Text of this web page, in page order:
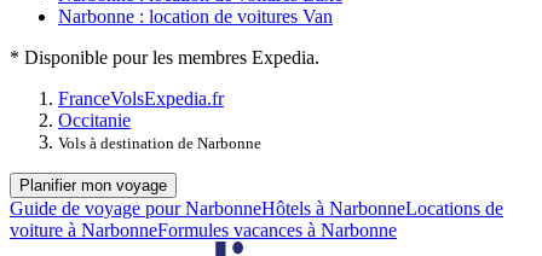
Narbonne : location de voitures Van
* Disponible pour les membres Expedia.
FranceVolsExpedia.fr
Occitanie
Vols à destination de Narbonne
Planifier mon voyage
Guide de voyage pour NarbonneHôtels à NarbonneLocations de
voiture à NarbonneFormules vacances à Narbonne